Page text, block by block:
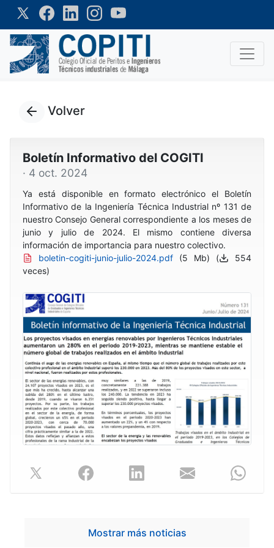
Volver
Boletín Informativo del COGITI
· 4 oct. 2024
Ya está disponible en formato electrónico el Boletín
Informativo de la Ingeniería Técnica Industrial nº 131 de
nuestro Consejo General correspondiente a los meses de
junio y julio de 2024. El mismo contiene diversa
información de importancia para nuestro colectivo.
boletin-cogiti-junio-julio-2024.pdf (5 Mb) (
554
veces)
Mostrar más noticias